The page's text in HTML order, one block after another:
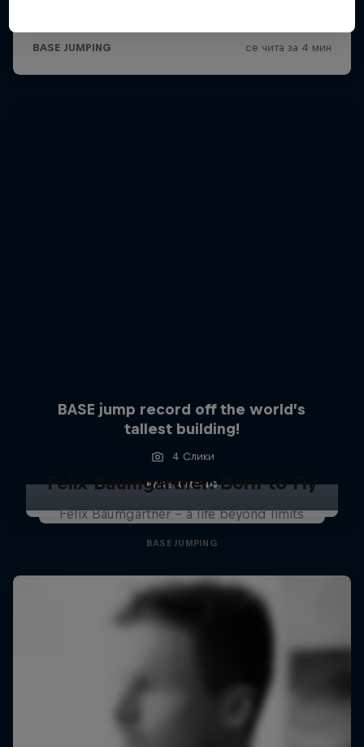
BASE jump record off the world’s
tallest building!
4 Слики
BASE JUMPING
Felix Baumgartner: Born to Fly
Felix Baumgartner – a life beyond limits
BASE JUMPING